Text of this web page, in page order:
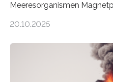
Meeresorganismen
Sedimenten zu finden sind.
Domänen auf einem dieser
einer raffinierten Methode
Röntgenquelle zu kartieren.
20.10.2025